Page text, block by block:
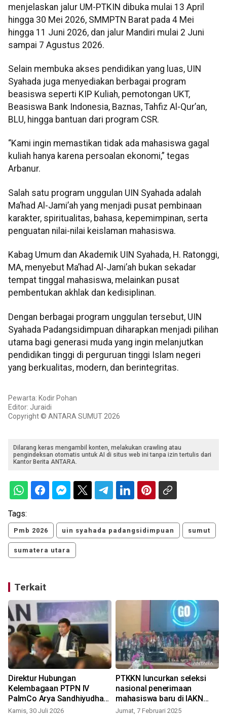
menjelaskan jalur UM-PTKIN dibuka mulai 13 April
hingga 30 Mei 2026, SMMPTN Barat pada 4 Mei
hingga 11 Juni 2026, dan jalur Mandiri mulai 2 Juni
sampai 7 Agustus 2026.
Selain membuka akses pendidikan yang luas, UIN
Syahada juga menyediakan berbagai program
beasiswa seperti KIP Kuliah, pemotongan UKT,
Beasiswa Bank Indonesia, Baznas, Tahfiz Al-Qur’an,
BLU, hingga bantuan dari program CSR.
“Kami ingin memastikan tidak ada mahasiswa gagal
kuliah hanya karena persoalan ekonomi,” tegas
Arbanur.
Salah satu program unggulan UIN Syahada adalah
Ma’had Al-Jami’ah yang menjadi pusat pembinaan
karakter, spiritualitas, bahasa, kepemimpinan, serta
penguatan nilai-nilai keislaman mahasiswa.
Kabag Umum dan Akademik UIN Syahada, H. Ratonggi,
MA, menyebut Ma’had Al-Jami’ah bukan sekadar
tempat tinggal mahasiswa, melainkan pusat
pembentukan akhlak dan kedisiplinan.
Dengan berbagai program unggulan tersebut, UIN
Syahada Padangsidimpuan diharapkan menjadi pilihan
utama bagi generasi muda yang ingin melanjutkan
pendidikan tinggi di perguruan tinggi Islam negeri
yang berkualitas, modern, dan berintegritas.
Pewarta: Kodir Pohan
Editor: Juraidi
Copyright © ANTARA SUMUT 2026
Dilarang keras mengambil konten, melakukan crawling atau
pengindeksan otomatis untuk AI di situs web ini tanpa izin tertulis dari
Kantor Berita ANTARA.
Tags:
Pmb 2026 uin syahada padangsidimpuan sumut
sumatera utara
Terkait
Direktur Hubungan
Kelembagaan PTPN IV
PalmCo Arya Sandhiyudha
daftar jadi mahasiswa
Kamis, 30 Juli 2026
PTKKN luncurkan seleksi
nasional penerimaan
mahasiswa baru di IAKN
Tarutung
Jumat, 7 Februari 2025